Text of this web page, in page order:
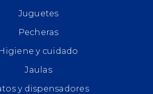
Juguetes
Pecheras
Higiene y cuidado
Jaulas
y dispensadores